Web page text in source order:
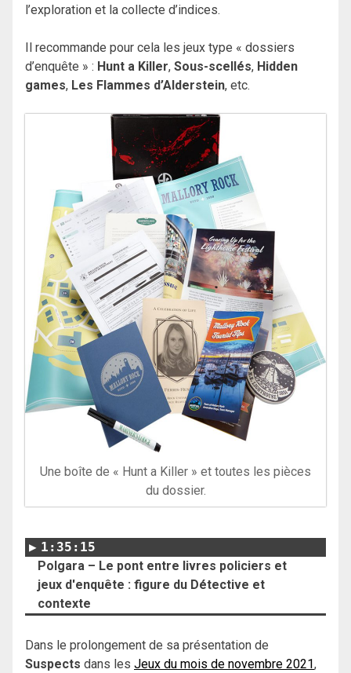
l’exploration et la collecte d’indices.
Il recommande pour cela les jeux type « dossiers
d’enquête » : Hunt a Killer, Sous-scellés, Hidden
games, Les Flammes d’Alderstein, etc.
Une boîte de « Hunt a Killer » et toutes les pièces
du dossier.
1:35:15
Polgara – Le pont entre livres policiers et
jeux d'enquête : figure du Détective et
contexte
Dans le prolongement de sa présentation de
Suspects dans les Jeux du mois de novembre 2021,